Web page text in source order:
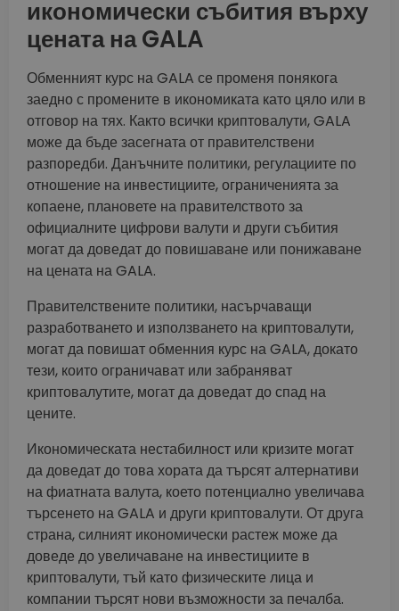
икономически събития върху
цената на GALA
Обменният курс на GALA се променя понякога
заедно с промените в икономиката като цяло или в
отговор на тях. Както всички криптовалути, GALA
може да бъде засегната от правителствени
разпоредби. Данъчните политики, регулациите по
отношение на инвестициите, ограниченията за
копаене, плановете на правителството за
официалните цифрови валути и други събития
могат да доведат до повишаване или понижаване
на цената на GALA.
Правителствените политики, насърчаващи
разработването и използването на криптовалути,
могат да повишат обменния курс на GALA, докато
тези, които ограничават или забраняват
криптовалутите, могат да доведат до спад на
цените.
Икономическата нестабилност или кризите могат
да доведат до това хората да търсят алтернативи
на фиатната валута, което потенциално увеличава
търсенето на GALA и други криптовалути. От друга
страна, силният икономически растеж може да
доведе до увеличаване на инвестициите в
криптовалути, тъй като физическите лица и
компании търсят нови възможности за печалба.